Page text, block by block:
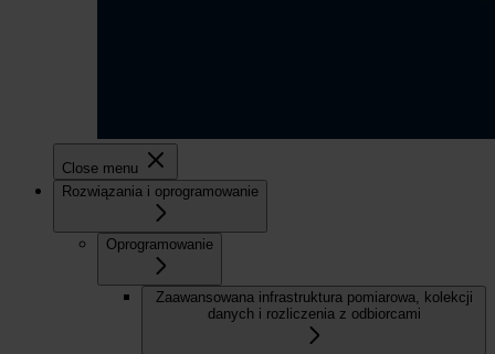
Close menu
Rozwiązania i oprogramowanie
Oprogramowanie
Zaawansowana infrastruktura pomiarowa, kolekcji
danych i rozliczenia z odbiorcami